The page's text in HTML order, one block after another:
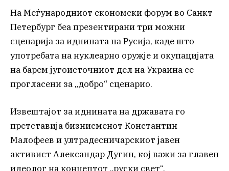
На Меѓународниот економски форум во Санкт
Петербург беа презентирани три можни
сценарија за иднината на Русија, каде што
употребата на нуклеарно оружје и окупацијата
на барем југоисточниот дел на Украина се
прогласени за „добро“ сценарио.
Извештајот за иднината на државата го
претставија бизнисменот Константин
Малофеев и ултрадесничарскиот јавен
активист Александар Дугин, кој важи за главен
идеолог на концептот „руски свет“.